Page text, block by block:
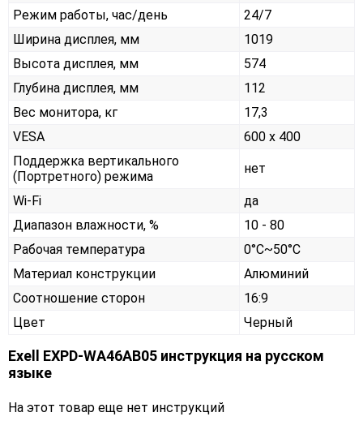
Режим работы, час/день
24/7
Ширина дисплея, мм
1019
Высота дисплея, мм
574
Глубина дисплея, мм
112
Вес монитора, кг
17,3
VESA
600 x 400
Поддержка вертикального
(Портретного) режима
нет
Wi-Fi
да
Диапазон влажности, %
10 - 80
Рабочая температура
0°C~50°C
Материал конструкции
Алюминий
Соотношение сторон
16:9
Цвет
Черный
Exell EXPD-WA46AB05 инструкция на русском
языке
На этот товар еще нет инструкций